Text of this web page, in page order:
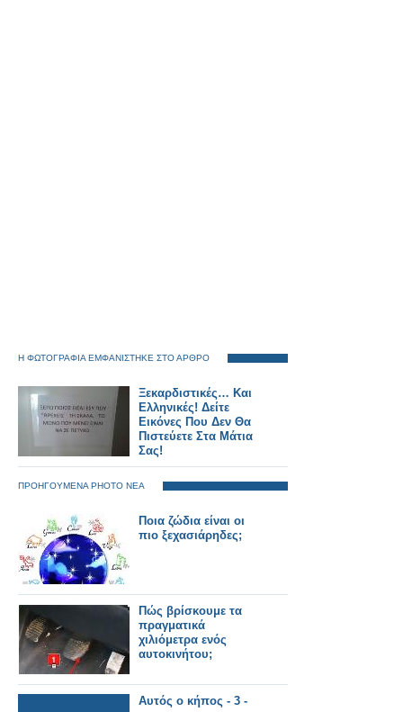
Η ΦΩΤΟΓΡΑΦΙΑ ΕΜΦΑΝΙΣΤΗΚΕ ΣΤΟ ΑΡΘΡΟ
Ξεκαρδιστικές… Και
Ελληνικές! Δείτε
Εικόνες Που Δεν Θα
Πιστεύετε Στα Μάτια
Σας!
ΠΡΟΗΓΟΥΜΕΝΑ PHOTO ΝΕΑ
Ποια ζώδια είναι οι
πιο ξεχασιάρηδες;
Πώς βρίσκουμε τα
πραγματικά
χιλιόμετρα ενός
αυτοκινήτου;
Αυτός ο κήπος - 3 -